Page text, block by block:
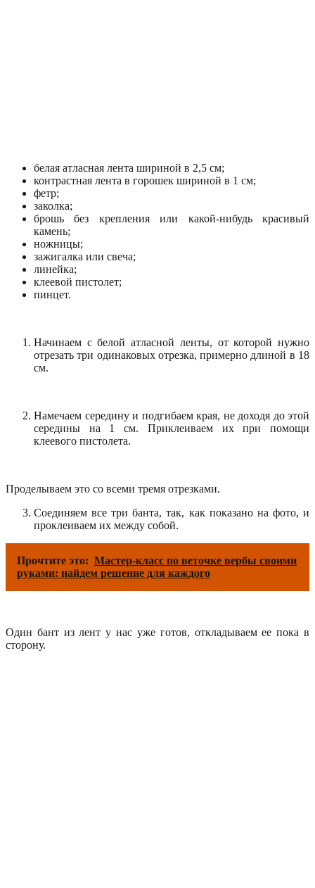
белая атласная лента шириной в 2,5 см;
контрастная лента в горошек шириной в 1 см;
фетр;
заколка;
брошь без крепления или какой-нибудь красивый
камень;
ножницы;
зажигалка или свеча;
линейка;
клеевой пистолет;
пинцет.
Начинаем с белой атласной ленты, от которой нужно
отрезать три одинаковых отрезка, примерно длиной в 18
см.
Намечаем середину и подгибаем края, не доходя до этой
середины на 1 см. Приклеиваем их при помощи
клеевого пистолета.
Проделываем это со всеми тремя отрезками.
Соединяем все три банта, так, как показано на фото, и
проклеиваем их между собой.
Прочтите это: Мастер-класс по веточке вербы своими
руками: найдем решение для каждого
Один бант из лент у нас уже готов, откладываем ее пока в
сторону.